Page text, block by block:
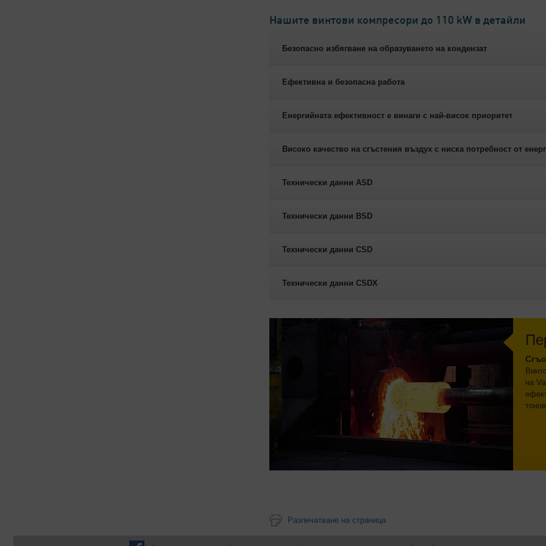
Нашите винтови компресори до 110 kW в детайли
Безопасно избягване на образуването на кондензат
Ефективна и безопасна работа
Енергийната ефективност е винаги с най-висок приоритет
Високо качество на сгъстения въздух с ниска потребност от
Технически данни ASD
Технически данни BSD
Технически данни CSD
Технически данни CSDX
на
Разпечатване на страница